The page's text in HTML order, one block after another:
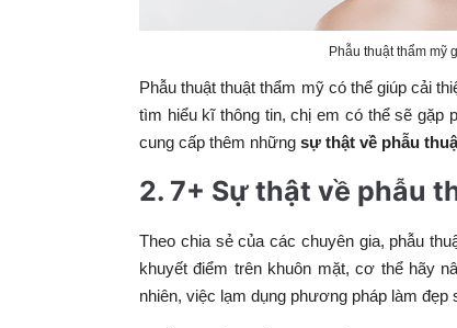
Phẫu thuật thẩm mỹ
Phẫu thuật thuật thẩm mỹ có thể giúp cải
tìm hiểu kĩ thông tin, chị em có thể sẽ gặp
cung cấp thêm những sự thật về phẫu
2. 7+ Sự thật về phẫu
Theo chia sẻ của các chuyên gia, phẫu
khuyết điểm trên khuôn mặt, cơ thể hãy
nhiên, việc lạm dụng phương pháp làm đẹp